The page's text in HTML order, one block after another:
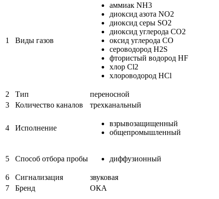
1 Виды газов
аммиак NH3
диоксид азота NO2
диоксид серы SO2
диоксид углерода CO2
оксид углерода CO
сероводород H2S
фтористый водород HF
хлор Cl2
хлороводород HCl
2 Тип
переносной
3
Количество каналов трехканальный
4 Исполнение
взрывозащищенный
общепромышленный
5 Способ отбора пробы диффузионный
6 Сигнализация
звуковая
7
Бренд ОКА